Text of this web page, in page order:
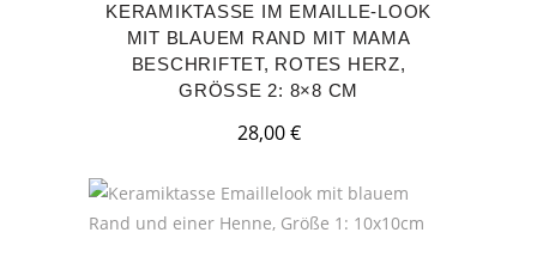
KERAMIKTASSE IM EMAILLE-LOOK
MIT BLAUEM RAND MIT MAMA
BESCHRIFTET, ROTES HERZ,
GRÖSSE 2: 8×8 CM
28,00€